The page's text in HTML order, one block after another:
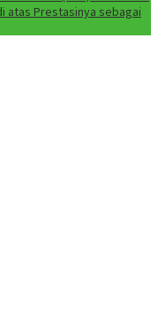
atas Prestasinya sebagai